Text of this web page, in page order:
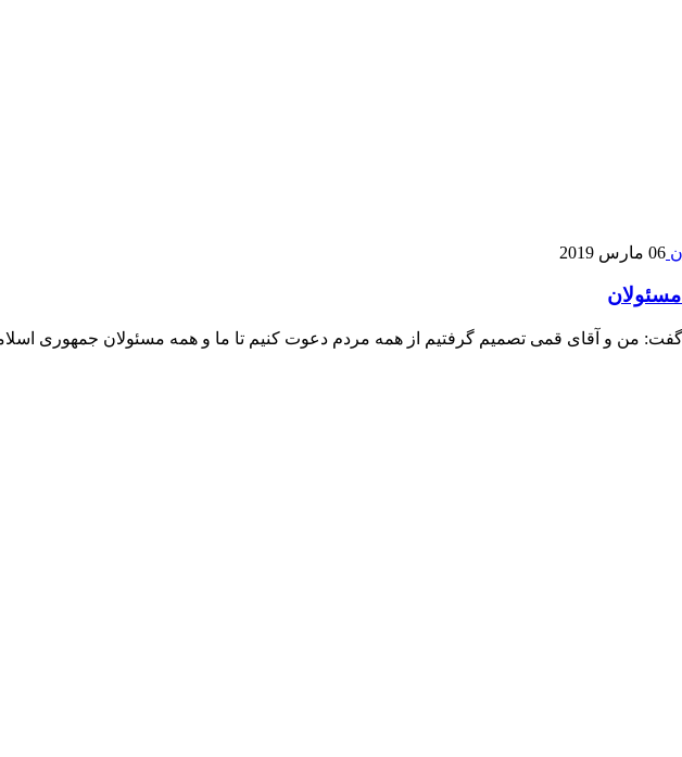
06 مارس 2019
گفت: من و آقای قمی تصمیم گرفتیم از همه مردم دعوت کنیم تا ما و همه مسئولان جمهوری